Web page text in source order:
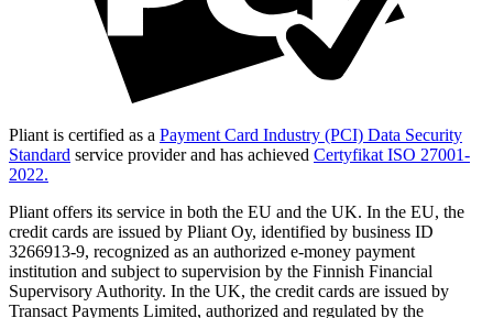
Pliant is certified as a Payment Card Industry (PCI) Data Security
Standard service provider and has achieved Certyfikat ISO 27001-
2022.
Pliant offers its service in both the EU and the UK. In the EU, the
credit cards are issued by Pliant Oy, identified by business ID
3266913-9, recognized as an authorized e-money payment
institution and subject to supervision by the Finnish Financial
Supervisory Authority. In the UK, the credit cards are issued by
Transact Payments Limited, authorized and regulated by the